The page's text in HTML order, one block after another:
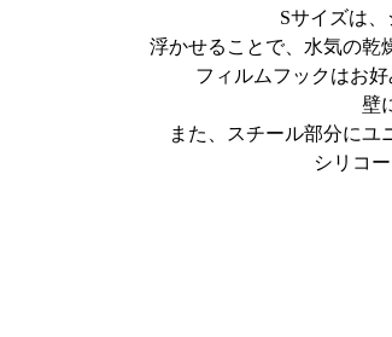
Sサイズは
浮かせることで、水気の乾
フィルムフックはお
壁
また、スチール部分にユ
シリコ